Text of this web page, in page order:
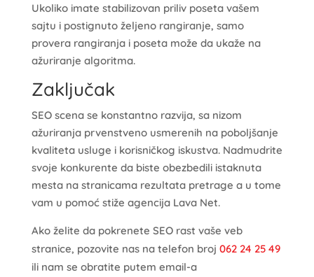
Ukoliko imate stabilizovan priliv poseta vašem
sajtu i postignuto željeno rangiranje, samo
provera rangiranja i poseta može da ukaže na
ažuriranje algoritma.
Zaključak
SEO scena se konstantno razvija, sa nizom
ažuriranja prvenstveno usmerenih na poboljšanje
kvaliteta usluge i korisničkog iskustva. Nadmudrite
svoje konkurente da biste obezbedili istaknuta
mesta na stranicama rezultata pretrage a u tome
vam u pomoć stiže agencija Lava Net.
Ako želite da pokrenete SEO rast vaše veb
stranice, pozovite nas na telefon broj 062 24 25 49
ili nam se obratite putem email-a